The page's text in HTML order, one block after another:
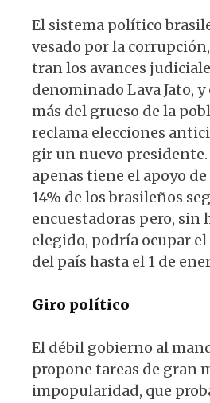
El sistema político
vesado por la
tran los avances
denominado Lava Jato, y
más del grueso de la
reclama elecciones
gir un nuevo
apenas tiene el apoyo
14% de los brasileños
encuestado­ras pero, sin
elegido, podría ocupar
del país hasta el 1 de
Giro político
El débil gobierno al
propone tareas de gran
impo­pularidad, que